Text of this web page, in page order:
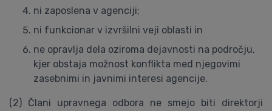
ni zaposlena v agenciji;
ni funkcionar v izvršilni veji oblasti in
ne opravlja dela oziroma dejavnosti na področju,
kjer obstaja možnost konflikta med njegovimi
zasebnimi in javnimi interesi agencije.
(2) Člani upravnega odbora ne smejo biti direktorji